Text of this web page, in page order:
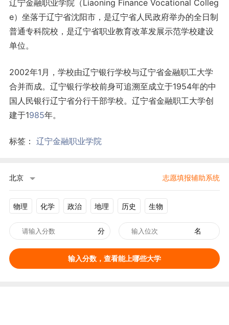
辽宁金融职业学院（Liaoning Finance Vocational Colleg
e）坐落于辽宁省沈阳市，是辽宁省人民政府举办的全日制
普通专科院校，是辽宁省职业教育改革发展示范学校建设
单位。
2002年1月，学校由辽宁银行学校与辽宁省金融职工大学
合并而成。辽宁银行学校前身可追溯至成立于1954年的中
国人民银行辽宁省分行干部学校。辽宁省金融职工大学创
建于1985年。
标签： 辽宁金融职业学院
北京 志愿填报辅助系统
物理 化学 政治 地理 历史 生物
分 名
输入分数，查看能上哪些大学